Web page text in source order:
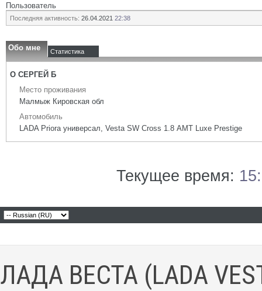
Пользователь
Последняя активность: 26.04.2021 22:38
Обо мне Статистика
О СЕРГЕЙ Б
Место проживания
Малмыж Кировская обл
Автомобиль
LADA Priora универсал, Vesta SW Cross 1.8 АМТ Luxe Prestige
Текущее время:
ЛАДА ВЕСТА (LADA